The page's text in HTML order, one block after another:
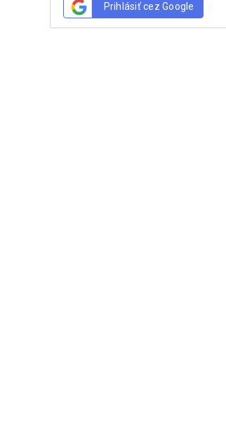
Prihlásiť cez Google